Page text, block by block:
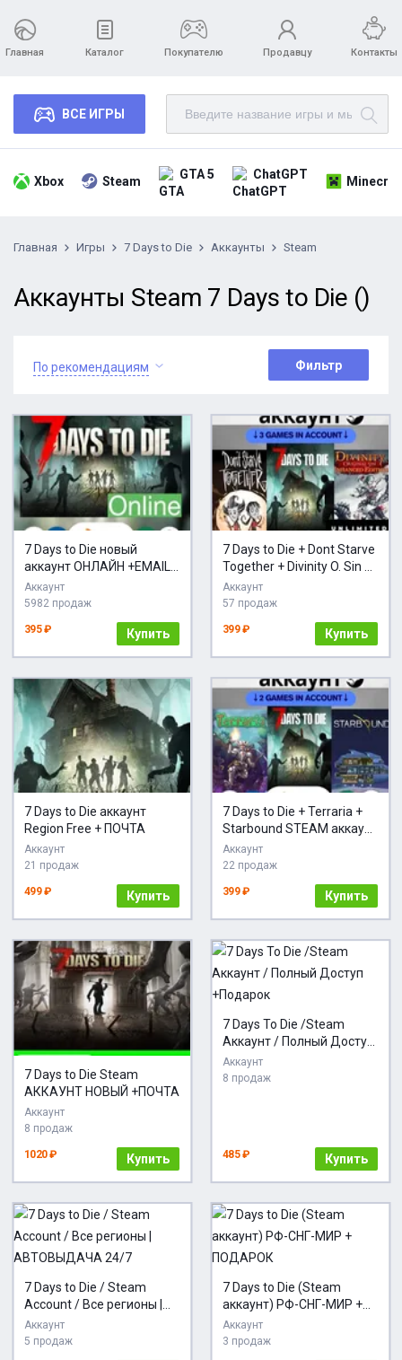
Главная Каталог Покупателю Продавцу Контакты
ВСЕ ИГРЫ
Xbox Steam GTA 5 ChatGPT
Главная Игры 7 Days to Die Аккаунты Steam
Аккаунты Steam 7 Days to Die ()
По рекомендациям Фильтр
7 Days to Die новый
аккаунт ОНЛАЙН +EMAIL
(Region Free)
Аккаунт
5982 продаж
395 ₽ Купить
7 Days to Die + Dont Starve
Together + Divinity O. Sin +
EMAIL | ПОЛНЫЙ ДОСТУП
| СМЕНА ДАННЫХ
Аккаунт
57 продаж
399 ₽ Купить
7 Days to Die аккаунт
Region Free + ПОЧТА
Аккаунт
21 продаж
499 ₽ Купить
7 Days to Die + Terraria +
Starbound STEAM аккаунт
+ EMAIL | ПОЛНЫЙ
ДОСТУП | СМЕНА
Аккаунт
22 продаж
399 ₽ Купить
7 Days to Die Steam
АККАУНТ НОВЫЙ +ПОЧТА
Аккаунт
8 продаж
1020 ₽ Купить
7 Days To Die /Steam
Аккаунт / Полный Доступ
+Подарок
Аккаунт
8 продаж
485 ₽ Купить
7 Days to Die / Steam
Account / Все регионы |
АВТОВЫДАЧА 24/7
Аккаунт
5 продаж
7 Days to Die (Steam
аккаунт) РФ-СНГ-МИР +
ПОДАРОК
Аккаунт
3 продаж